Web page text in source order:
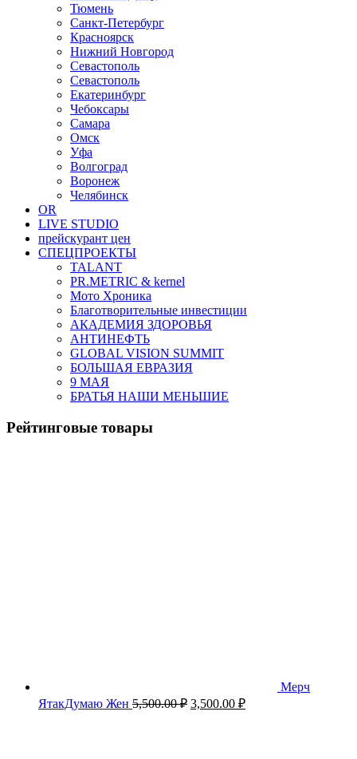
Тюмень
Санкт-Петербург
Красноярск
Нижний Новгород
Севастополь
Севастополь
Екатеринбург
Чебоксары
Самара
Омск
Уфа
Волгоград
Воронеж
Челябинск
OR
LIVE STUDIO
прейскурант цен
СПЕЦПРОЕКТЫ
TALANT
PR.METRIC & kernel
Мото Хроника
Благотворительные инвестиции
АКАДЕМИЯ ЗДОРОВЬЯ
АНТИНЕФТЬ
GLOBAL VISION SUMMIT
БОЛЬШАЯ ЕВРАЗИЯ
9 МАЯ
БРАТЬЯ НАШИ МЕНЬШИЕ
Рейтинговые товары
Мерч
ЯтакДумаю Жен 5,500.00₽ Первоначальная
3,500.00 ₽Текущая